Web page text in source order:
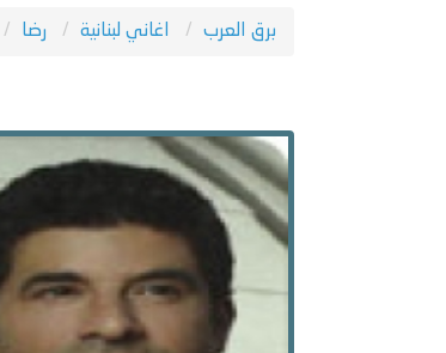
برق العرب اغاني لبنانية رضا